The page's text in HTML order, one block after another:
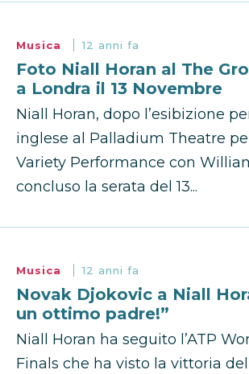
Musica 12 anni fa
Foto Niall Horan al The
a Londra il 13 Novembre
Niall Horan, dopo l’esibizione
inglese al Palladium Theatre
Variety Performance con
concluso la serata del 13...
Musica 12 anni fa
Novak Djokovic a Niall
un ottimo padre!”
Niall Horan ha seguito l’ATP
Finals che ha visto la vittoria